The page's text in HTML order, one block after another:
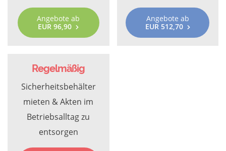
Angebote ab
EUR 96,90
Angebote ab
EUR 512,70
Regelmäßig
Sicherheitsbehälter
mieten & Akten im
Betriebsalltag zu
entsorgen